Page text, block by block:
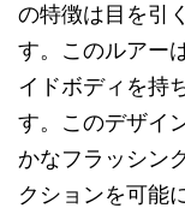
の特徴は目を引
す。このルアー
イドボディを持
す。このデザイ
かなフラッシン
クションを可能